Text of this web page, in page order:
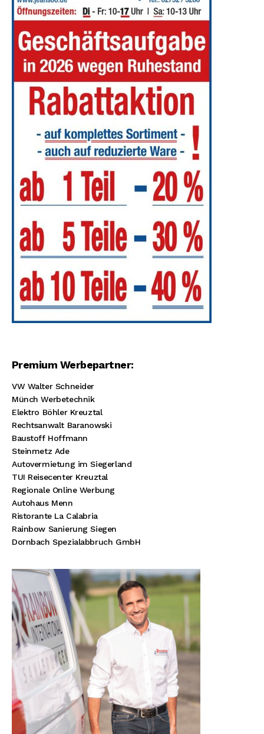
Premium Werbepartner:
VW Walter Schneider
Münch Werbetechnik
Elektro Böhler Kreuztal
Rechtsanwalt Baranowski
Baustoff Hoffmann
Steinmetz Ade
Autovermietung im Siegerland
TUI Reisecenter Kreuztal
Regionale Online Werbung
Autohaus Menn
Ristorante La Calabria
Rainbow Sanierung Siegen
Dornbach Spezialabbruch GmbH